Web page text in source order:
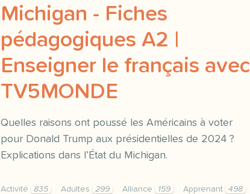
Michigan - Fiches
pédagogiques A2 |
Enseigner le français avec
TV5MONDE
Quelles raisons ont poussé les Américains à voter
pour Donald Trump aux présidentielles de 2024 ?
Explications dans l’État du Michigan.
Activité 835 Adultes 299 Alliance 159 Apprenant
498